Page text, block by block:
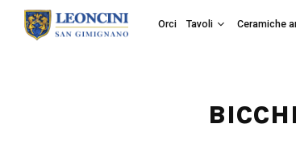
Orci Tavoli Ceramiche